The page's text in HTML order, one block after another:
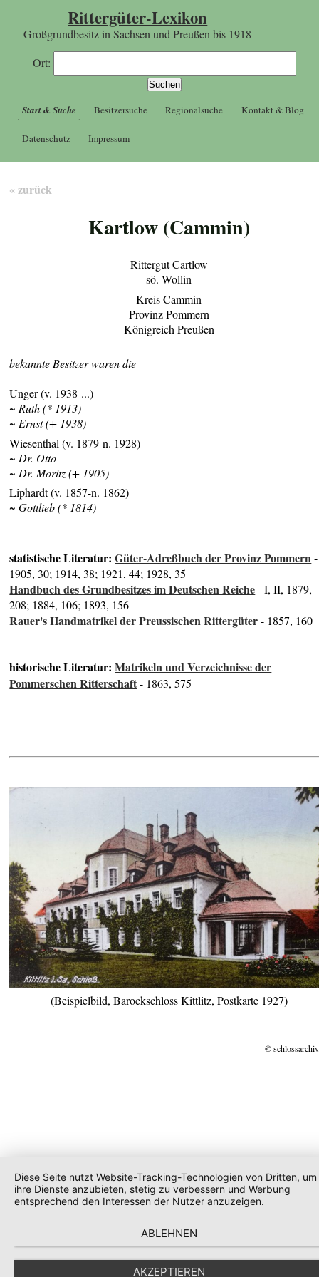
Rittergüter-Lexikon
Großgrundbesitz in Sachsen und Preußen bis 1918
Ort:
Start & Suche Besitzersuche Regionalsuche Kontakt & Blog
Datenschutz Impressum
« zurück
Kartlow (Cammin)
Rittergut Cartlow
sö. Wollin
Kreis Cammin
Provinz Pommern
Königreich Preußen
bekannte Besitzer waren die
Unger (v. 1938-...)
~ Ruth (* 1913)
~ Ernst (+ 1938)
Wiesenthal (v. 1879-n. 1928)
~ Dr. Otto
~ Dr. Moritz (+ 1905)
Liphardt (v. 1857-n. 1862)
~ Gottlieb (* 1814)
statistische Literatur:Güter-Adreßbuch der Provinz Pommern-
1905, 30; 1914, 38; 1921, 44; 1928, 35
Handbuch des Grundbesitzes im Deutschen Reiche- I, II, 1879,
208; 1884, 106; 1893, 156
Rauer's Handmatrikel der Preussischen Rittergüter- 1857, 160
historische Literatur:Matrikeln und Verzeichnisse der
Pommerschen Ritterschaft- 1863, 575
(Beispielbild, Barockschloss Kittlitz, Postkarte 1927)
©
Diese Seite nutzt Website-Tracking-Technologien von Dritten, um
ihre Dienste anzubieten, stetig zu verbessern und Werbung
entsprechend den Interessen der Nutzer anzuzeigen.
ABLEHNEN
AKZEPTIEREN